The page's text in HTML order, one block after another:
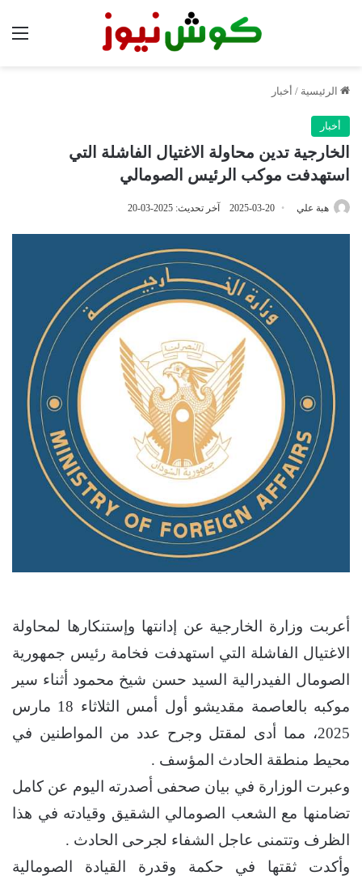
الرئيسية / أخبار
أخبار
الخارجية تدين محاولة الاغتيال الفاشلة التي
استهدفت موكب الرئيس الصومالي
هبة علي 2025-03-20 آخر تحديث: 2025-03-20
أعربت وزارة الخارجية عن إدانتها وإستنكارها لمحاولة
الاغتيال الفاشلة التي استهدفت فخامة رئيس جمهورية
الصومال الفيدرالية السيد حسن شيخ محمود أثناء سير
موكبه بالعاصمة مقديشو أول أمس الثلاثاء 18 مارس
2025، مما أدى لمقتل وجرح عدد من المواطنين في
محيط منطقة الحادث المؤسف .
وعبرت الوزارة في بيان صحفى أصدرته اليوم عن كامل
تضامنها مع الشعب الصومالي الشقيق وقيادته في هذا
الظرف وتتمنى عاجل الشفاء لجرحى الحادث .
وأكدت ثقتها في حكمة وقدرة القيادة الصومالية